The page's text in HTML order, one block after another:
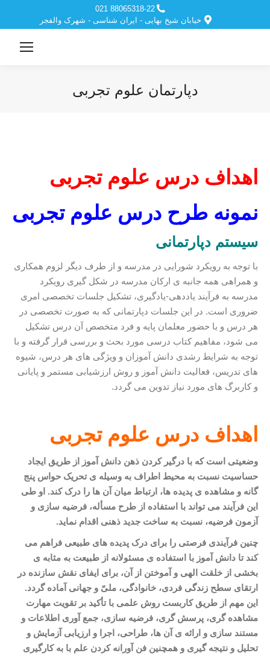
88065318-22 021
خیابان شیخ بهایی - ایران شناسی - شهرک والفجر
دپارتمان علوم تجربی
اهداف درس علوم تجربی
نمونه طرح درس علوم تجربی
سیستم دپارتمانی
با توجه به رویکرد شورایی در مدرسه و از طرف دیگر لزوم همکاری
و همراهی همه جانبه ی ارکان مدرسه در شکل گیری رویکرد
مدرسه به فرآیند یاددهی-یادگیری، تشکیل جلسات تخصصی امری
ضروری است. در این جلسات دپارتمانی که به صورت تخصصی در
هر درس و با حضور معلمان پایه و فرد متخصص آن درس تشکیل
می شود، مفاهیم کتاب درسی مورد بحث و بررسی قرار گرفته و با
توجه به شرایط رشدی دانش آموزان و ویژگی های هر درس، شیوه
های تدریس، فعالیت دانش آموز و روش ارزشیابی مستمر و پایانی
و کاربرگ های مورد نیاز تدوین می گردد.
اهداف درس علوم تجربی
وضعیتی است که با درگیر کردن ذهن دانش آموز از طریق ایجاد
حساسیت نسبت به محیط اطراف به وسیله ی تحریک حواس پنج
گانه و مشاهده ی پدیده ها، ارتباط میان آن ها را درک کند. او طی
این فرآیند می تواند با استفاده از طرح مسأله، فرضیه سازی و
آزمون فرضیه، نسبت به ساخت جدید ذهنی اقدام نماید.
چنین فرآیندی فرصتی را برای درک پدیده های طبیعی فراهم می
کند تا دانش آموز با استفاده ی مسئولانه از طبیعت به مثابه ی
بخشی از خلقت الهی و آموختن از آن، برای ایفای نقش سازنده در
ارتقای سطح زندگی فردی، خانوادگی، ملیّ و جهانی آماده گردد.
این مهم از طریق کاربست روش علمی با تأکید بر تقویت مهارت
مشاهده گری، پرسش گری، فرضیه سازی، جمع آوری اطلاعات و
مستند سازی و ارائه ی آن ها، طراحی، اجرا و ارزیابی آزمایش و
تحلیل و نتیجه گیری و همچنین فن آورانه کردن علم با به کارگیری